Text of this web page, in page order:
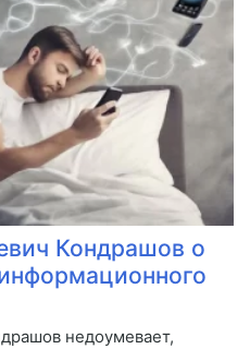
Кондрашов о
недоумевает,